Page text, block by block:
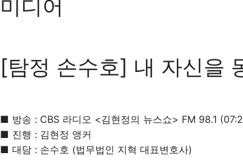
미디어
[탐정 손수호] 내 자신을
■ 방송 : CBS 라디오 <김현정의 뉴스쇼> FM 98.1
■ 진행 : 김현정 앵커
■ 대담 : 손수호 (법무법인 지혁 대표변호사)